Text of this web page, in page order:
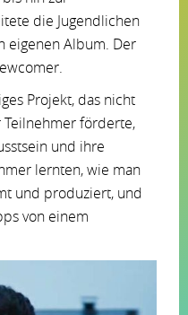
die Jugendlichen
eigenen Album. Der
Projekt, das nicht
förderte,
und ihre
lernten, wie man
und produziert, und
von einem